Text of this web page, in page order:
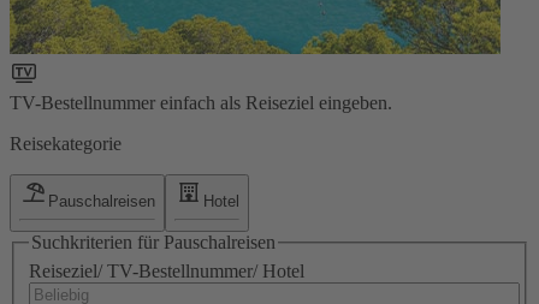
TV-Bestellnummer einfach als Reiseziel eingeben.
Reisekategorie
Pauschalreisen Hotel
Suchkriterien für Pauschalreisen
Reiseziel/ TV-Bestellnummer/ Hotel